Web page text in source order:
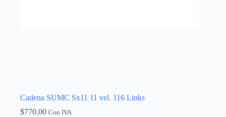
Cadena SUMC Sx11 11 vel. 116 Links
$770.00 Con IVA